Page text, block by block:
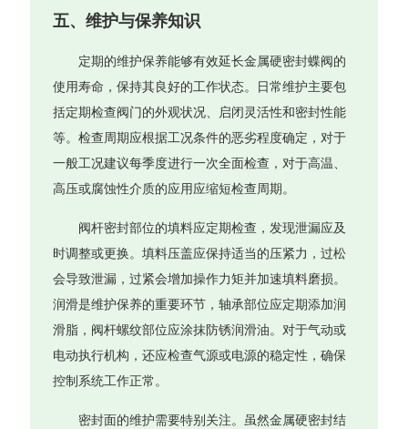
五、维护与保养知识
定期的维护保养能够有效延长金属硬密封蝶阀的
使用寿命，保持其良好的工作状态。日常维护主要包
括定期检查阀门的外观状况、启闭灵活性和密封性能
等。检查周期应根据工况条件的恶劣程度确定，对于
一般工况建议每季度进行一次全面检查，对于高温、
高压或腐蚀性介质的应用应缩短检查周期。
阀杆密封部位的填料应定期检查，发现泄漏应及
时调整或更换。填料压盖应保持适当的压紧力，过松
会导致泄漏，过紧会增加操作力矩并加速填料磨损。
润滑是维护保养的重要环节，轴承部位应定期添加润
滑脂，阀杆螺纹部位应涂抹防锈润滑油。对于气动或
电动执行机构，还应检查气源或电源的稳定性，确保
控制系统工作正常。
密封面的维护需要特别关注。虽然金属硬密封结